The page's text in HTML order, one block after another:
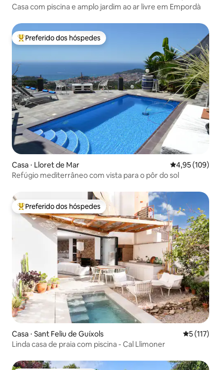
Casa com piscina e amplo jardim ao ar livre em Empordà
Entre os melhores preferidos dos hóspedes
Preferido dos hóspedes
Casa ⋅ Lloret de Mar 4,95 de uma
4,95 (109)
Refúgio mediterrâneo com vista para o pôr do sol
Entre os melhores preferidos dos hóspedes
Preferido dos hóspedes
Casa ⋅ Sant Feliu de Guíxols 5 de uma
5 (117)
Linda casa de praia com piscina - Cal Llimoner